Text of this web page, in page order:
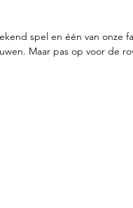
spel en één van onze
Maar pas op voor de